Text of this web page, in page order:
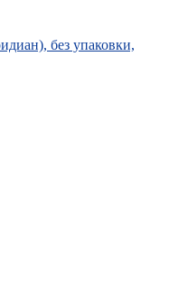
без упаковки,